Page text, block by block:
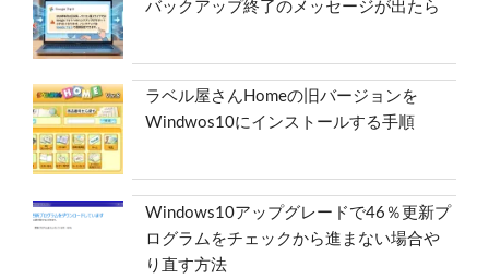
バックアップ終了のメッセージが出たら
ラベル屋さんHomeの旧バージョンを
Windwos10にインストールする手順
Windows10アップグレードで46％更新プ
ログラムをチェックから進まない場合や
り直す方法